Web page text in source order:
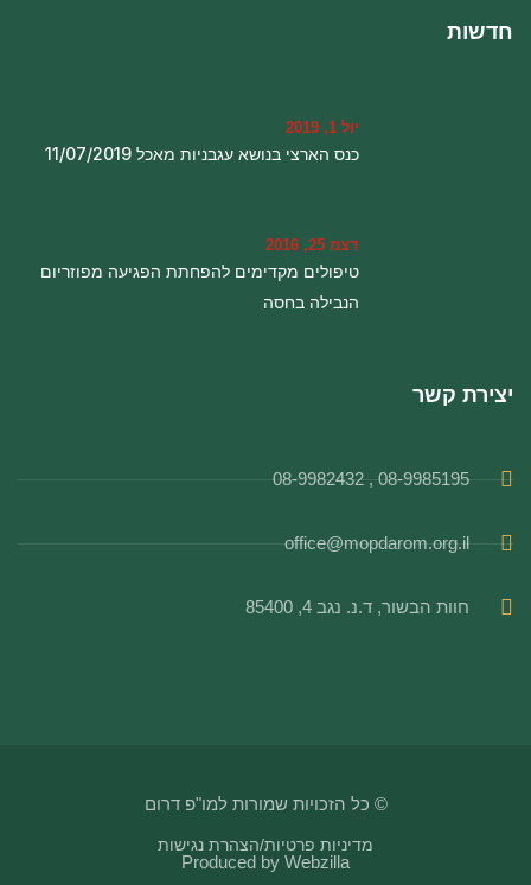
חדשות
יול 1, 2019
כנס הארצי בנושא עגבניות מאכל 11/07/2019
דצמ 25, 2016
טיפולים מקדימים להפחתת הפגיעה מפוזריום
הנבילה בחסה
יצירת קשר
08-9985195 , 08-9982432
office@mopdarom.org.il
חוות הבשור, ד.נ. נגב 4, 85400
© כל הזכויות שמורות למו"פ דרום
מדיניות פרטיות/הצהרת נגישות
Produced by Webzilla